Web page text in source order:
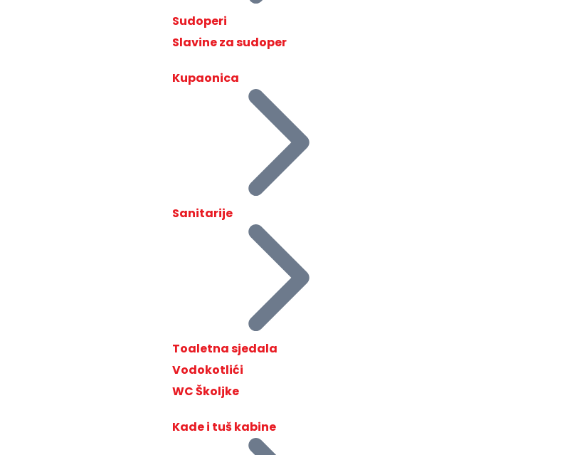
Sudoperi
Slavine za sudoper
Kupaonica
Sanitarije
Toaletna sjedala
Vodokotlići
WC Školjke
Kade i tuš kabine